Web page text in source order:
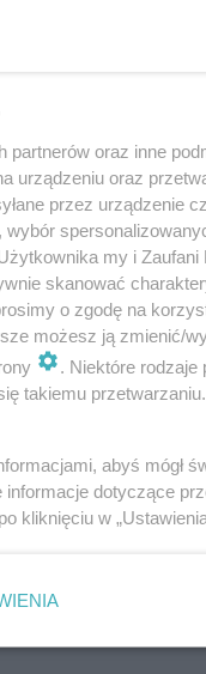
Zdrowia
2020
partnerów oraz inne
urządzeniu oraz
przez urządzenie
my i
skanować
o zgodę na
możesz ją zmienić/
. Niektóre rodzaje
takiemu
abyś mógł
informacje dotyczące
kliknięciu w